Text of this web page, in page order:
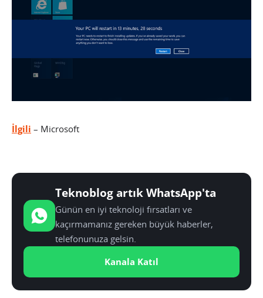
İlgili – Microsoft
Teknoblog artık WhatsApp'ta
Günün en iyi teknoloji fırsatları ve
kaçırmamanız gereken büyük haberler,
telefonunuza gelsin.
Kanala Katıl